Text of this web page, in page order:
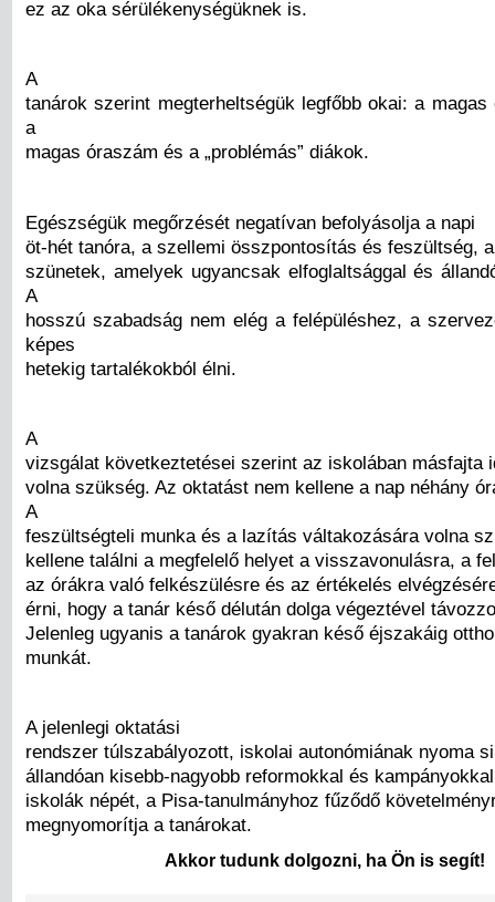
ez az oka sérülékenységüknek is.
A
tanárok szerint megterheltségük legfőbb okai: a
a
magas óraszám és a „problémás” diákok.
Egészségük megőrzését negatívan befolyásolja a napi
öt-hét tanóra, a szellemi összpontosítás és feszültség,
szünetek, amelyek ugyancsak elfoglaltsággal és
A
hosszú szabadság nem elég a felépüléshez, a
képes
hetekig tartalékokból élni.
A
vizsgálat következtetései szerint az iskolában másfajta
volna szükség. Az oktatást nem kellene a nap néhány
A
feszültségteli munka és a lazítás váltakozására volna
kellene találni a megfelelő helyet a visszavonulásra, a
az órákra való felkészülésre és az értékelés
érni, hogy a tanár késő délután dolga végeztével
Jelenleg ugyanis a tanárok gyakran késő éjszakáig
munkát.
A jelenlegi oktatási
rendszer túlszabályozott, iskolai autonómiának nyoma
állandóan kisebb-nagyobb reformokkal és
iskolák népét, a Pisa-tanulmányhoz fűződő
megnyomorítja a tanárokat.
Akkor tudunk dolgozni, ha Ön is segít!